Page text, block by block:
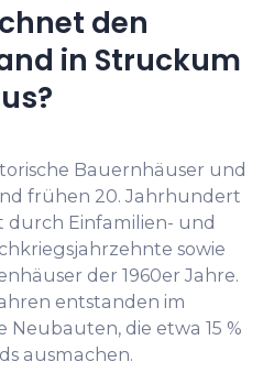
den
in Struckum
Bauernhäuser und
frühen 20. Jahrhundert
durch Einfamilien- und
sowie
der 1960er Jahre.
entstanden im
die etwa 15 %
ausmachen.